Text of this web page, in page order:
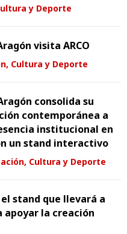
y Deporte
visita ARCO
Cultura y Deporte
consolida su
contemporánea a
institucional en
un stand interactivo
Cultura y Deporte
stand que llevará a
apoyar la creación